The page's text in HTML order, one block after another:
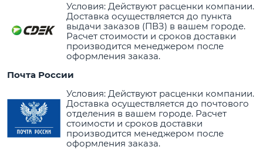
Условия: Действуют расценки компании.
Доставка осуществляется до пункта
выдачи заказов (ПВЗ) в вашем городе.
Расчет стоимости и сроков доставки
производится менеджером после
оформления заказа.
Почта России
Условия: Действуют расценки компании.
Доставка осуществляется до почтового
отделения в вашем городе. Расчет
стоимости и сроков доставки
производится менеджером после
оформления заказа.